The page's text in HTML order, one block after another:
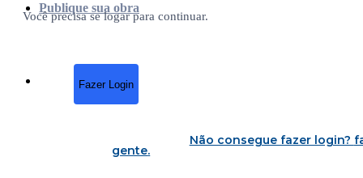
Publique sua obra
Você precisa se logar para continuar.
Fazer Login
Não consegue fazer login?
gente.